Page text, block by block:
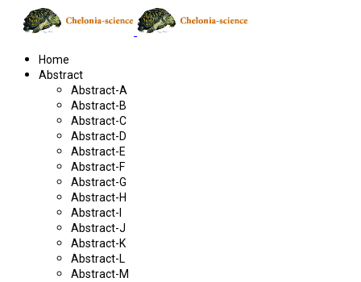
Home
Abstract
Abstract-A
Abstract-B
Abstract-C
Abstract-D
Abstract-E
Abstract-F
Abstract-G
Abstract-H
Abstract-I
Abstract-J
Abstract-K
Abstract-L
Abstract-M